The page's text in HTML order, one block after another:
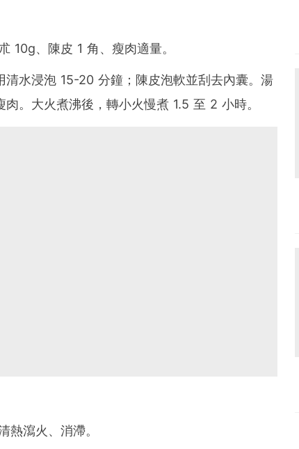
10g、陳皮 1 角、瘦肉適量。
清水浸泡 15-20 分鐘；陳皮泡軟並刮去內囊。湯
。大火煮沸後，轉小火慢煮 1.5 至 2 小時。
熱瀉火、消滯。